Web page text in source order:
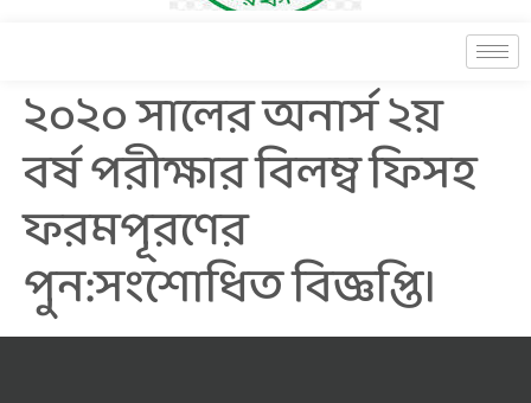
২০২০ সালের অনার্স ২য়
‍বর্ষ পরীক্ষার বিলম্ব ফিসহ
ফরমপূরণের
পুন:সংশোধিত বিজ্ঞপ্তি।